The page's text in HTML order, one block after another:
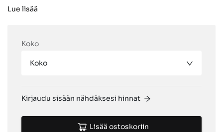
Lue lisää
Koko
Koko
Kirjaudu sisään nähdäksesi hinnat
Lisää ostoskoriin